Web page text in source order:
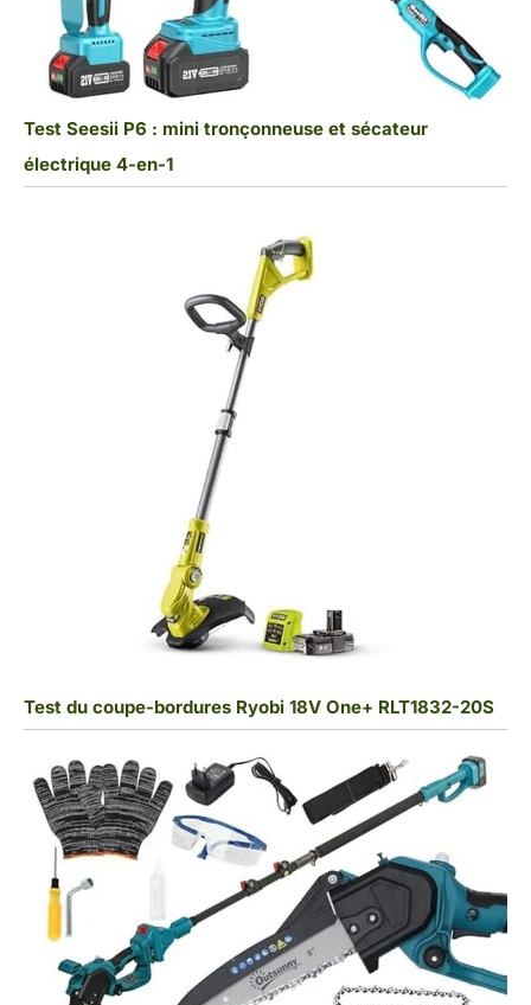
Test Seesii P6 : mini tronçonneuse et sécateur
électrique 4-en-1
Test du coupe-bordures Ryobi 18V One+ RLT1832-20S